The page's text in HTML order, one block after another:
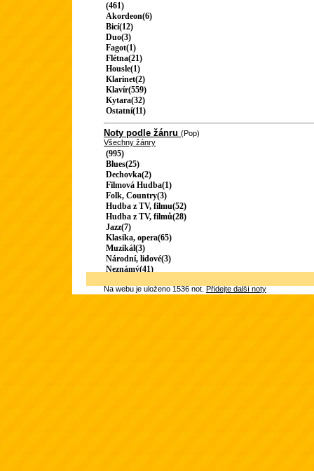
(461)
Akordeon(6)
Bicí(12)
Duo(3)
Fagot(1)
Flétna(21)
Housle(1)
Klarinet(2)
Klavír(559)
Kytara(32)
Ostatní(11)
Noty podle žánru (Pop)
Všechny žánry
(995)
Blues(25)
Dechovka(2)
Filmová Hudba(1)
Folk, Country(3)
Hudba z TV, filmu(52)
Hudba z TV, filmů(28)
Jazz(7)
Klasika, opera(65)
Muzikál(3)
Národní, lidové(3)
Neznámý(41)
Na webu je uloženo 1536 not.Přidejte další noty